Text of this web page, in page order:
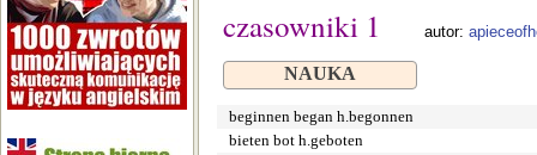
czasowniki 1 autor:
NAUKA
beginnen began h.begonnen
bieten bot h.geboten